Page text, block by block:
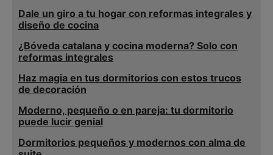
Dale un giro a tu hogar con reformas integrales y
diseño de cocina
¿Bóveda catalana y cocina moderna? Solo con
reformas integrales
Haz magia en tus dormitorios con estos trucos
de decoración
Moderno, pequeño o en pareja: tu dormitorio
puede lucir genial
Dormitorios pequeños y modernos con alma de